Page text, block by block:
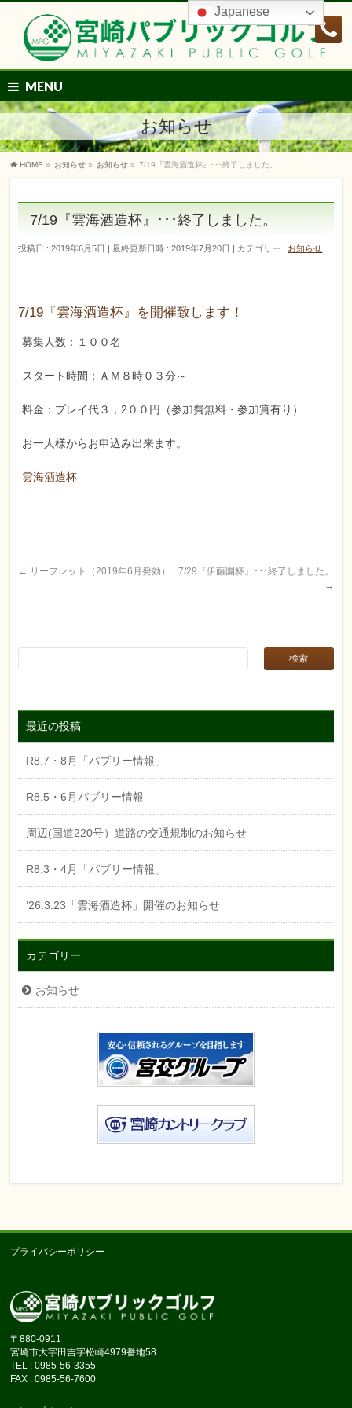
MENU
お知らせ
HOME » お知らせ » お知らせ » 7/19『雲海酒造杯』･･･終了しました。
7/19『雲海酒造杯』･･･終了しました。
投稿日 : 2019年6月5日 最終更新日時 : 2019年7月20日 カテゴリー : お知らせ
7/19『雲海酒造杯』を開催致します！
募集人数：１００名
スタート時間：ＡＭ８時０３分～
料金：プレイ代３，2００円（参加費無料・参加賞有り）
お一人様からお申込み出来ます。
雲海酒造杯
← リーフレット（2019年6月発効）
7/29『伊藤園杯』･･･終了しました。
→
最近の投稿
R8.7・8月「パブリー情報」
R8.5・6月パブリー情報
周辺(国道220号）道路の交通規制のお知らせ
R8.3・4月「パブリー情報」
’26.3.23「雲海酒造杯」開催のお知らせ
カテゴリー
お知らせ
プライバシーポリシー
〒880-0911
宮崎市大字田吉字松崎4979番地58
TEL : 0985-56-3355
FAX : 0985-56-7600
Japanese